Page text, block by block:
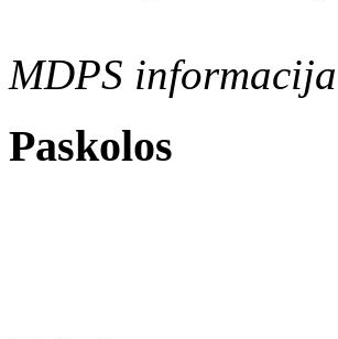
MDPS informacija
Paskolos